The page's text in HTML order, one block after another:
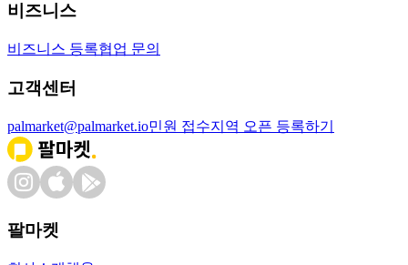
비즈니스
비즈니스 등록협업 문의
고객센터
palmarket@palmarket.io민원 접수지역 오픈 등록하기
팔마켓